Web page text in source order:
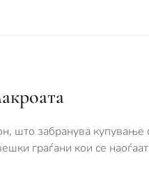
што забранува купување
граѓани кои се